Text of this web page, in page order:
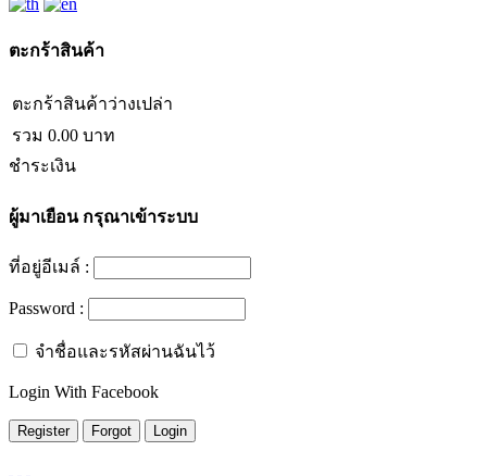
ตะกร้าสินค้า
ตะกร้าสินค้าว่างเปล่า
รวม 0.00 บาท
ชำระเงิน
ผู้มาเยือนกรุณาเข้าระบบ
ที่อยู่อีเมล์ :
Password :
จำชื่อและรหัสผ่านฉันไว้
Login With Facebook